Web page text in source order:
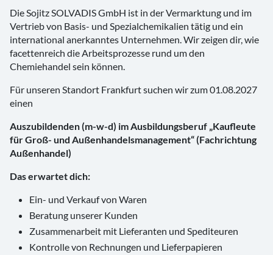
Die Sojitz SOLVADIS GmbH ist in der Vermarktung und im
Vertrieb von Basis- und Spezialchemikalien tätig und ein
international anerkanntes Unternehmen. Wir zeigen dir, wie
facettenreich die Arbeitsprozesse rund um den
Chemiehandel sein können.
Für unseren Standort Frankfurt suchen wir zum 01.08.2027
einen
Auszubildenden (m-w-d) im Ausbildungsberuf „Kaufleute
für Groß- und Außenhandelsmanagement“ (Fachrichtung
Außenhandel)
Das erwartet dich:
Ein- und Verkauf von Waren
Beratung unserer Kunden
Zusammenarbeit mit Lieferanten und Spediteuren
Kontrolle von Rechnungen und Lieferpapieren